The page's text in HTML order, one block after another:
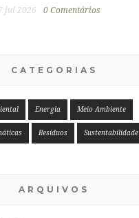
jul 2026 0 Comentários
CATEGORIAS
Energia Meio Ambiente
Resíduos Sustentabilidade
ARQUIVOS